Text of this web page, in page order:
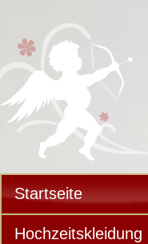
Startseite
Hochzeitskleidung